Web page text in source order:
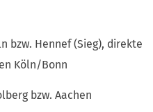
bzw. Hennef (Sieg), direkte
Köln/Bonn
bzw. Aachen